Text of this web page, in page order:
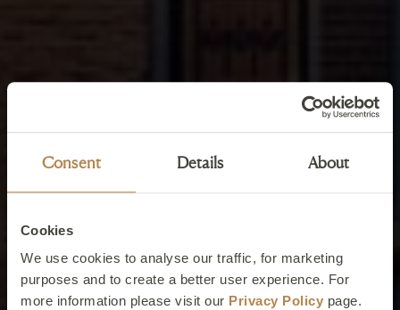
Consent Details About
Cookies
We use cookies to analyse our traffic, for marketing
purposes and to create a better user experience. For
more information please visit our Privacy Policy page.